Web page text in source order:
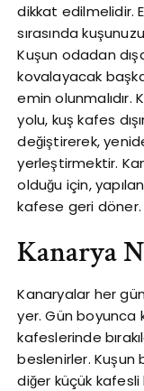
dikkat edilmelidir.
sırasında
Kuşun odadan
kovalayacak
emin olunmalıdır.
yolu, kuş kafes
değiştirerek,
yerleştirmektir.
olduğu için,
kafese geri döner.
Kanarya
Kanaryalar her
yer. Gün boyunca
kafeslerinde
beslenirler. Kuşun
diğer küçük